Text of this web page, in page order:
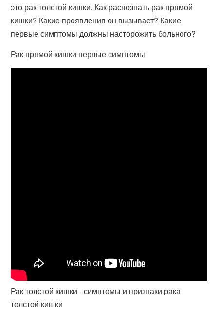
это рак толстой кишки. Как распознать рак прямой
кишки? Какие проявления он вызывает? Какие
первые симптомы должны насторожить больного?
Рак прямой кишки первые симптомы
Рак толстой кишки - симптомы и признаки рака
толстой кишки